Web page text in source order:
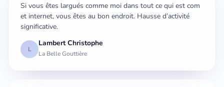
Si vous êtes largués comme moi dans tout ce qui est com
et internet, vous êtes au bon endroit. Hausse d’activité
significative.
L
Lambert Christophe
La Belle Gouttière